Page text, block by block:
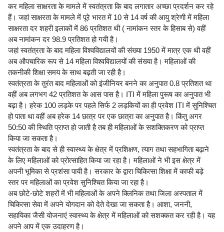
कर महिला साक्षरता के मामले में स्वतंत्रता कि बाद लगातार अच्छा प्रदर्शन कर रहे
हैं। जहां साक्षरता के मामले में पूरे भारत में 10 से 14 वर्ष की आयु श्रेणी में महिला
साक्षरता दर शहरी इलाकों में 86 प्रतिशत थी ( नामांकन स्तर के हिसाब से) वहीं
अब नामांकन दर 98.9 प्रतिशत हो गयी है।
जहां स्वतंत्रता के बाद महिला विश्वविद्यालयों की संख्या 1950 में मात्र एक थी वहीं
अब औपचारिक रूप से 14 महिला विश्वविद्यालयों की संख्या है। महिलाओं की
तकनीकी शिक्षा समय के साथ बढ़ती जा रही है।
स्वतंत्रता के तुरंत बाद महिलाओं को इंजीनियर बनने का अनुपात 0.8 प्रतिशत था
वहीं अब लगभग 42 प्रतिशत के आस पास है। ITI में महिला पुरूष का अनुपात भी
बढ़ा है। हरेक 100 लड़के पर पहले सिर्फ 2 लड़कियों का ही प्रवेश ITI में सुनिश्चित
हो पाता था वहीं अब हरेक 14 छात्र पर एक छात्रा का अनुपात है। किंतु अगर
50:50 की स्थिति प्राप्त हो जाती है तब ही महिलाओं के सशक्तिकरण को प्राप्त
किया जा सकता है।
स्वतंत्रता के बाद से ही स्वास्थ्य के क्षेत्र में प्रशिक्षण, त्याग तथा सहभागिता बढ़ाने
के लिए महिलाओं को प्रोत्साहित किया जा रहा है। महिलाओं ने भी इस क्षेत्र में
अपनी भूमिका से प्रशंसा पायी है। सरकार के द्वारा चिकित्सा शिक्षा में काफी बड़े
स्तर पर महिलाओं का प्रवेश सुनिश्चित किया जा रहा है।
अब छोटे-छोटे शहरों में भी महिलाओं के अपने क्लिनिक तथा जिला अस्पताल में
चिकित्सा सेवा में अपने योगदान को देते देखा जा सकता है। आशा, जननी,
सहायिका जैसी योजनाएं स्वास्थ्य के क्षेत्र में महिलाओं को सशक्कत कर रही है। यह
अपने आप में एक उदाहरण है।